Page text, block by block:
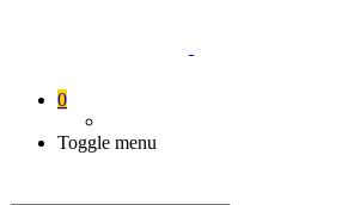
0
Toggle menu